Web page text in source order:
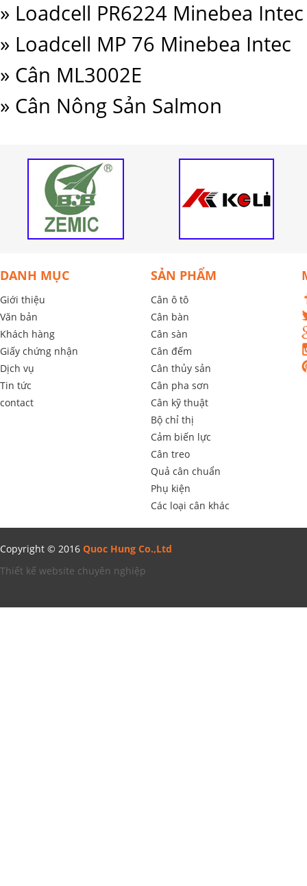
» Loadcell PR6224 Minebea Intec
» Loadcell MP 76 Minebea Intec
» Cân ML3002E
» Cân Nông Sản Salmon
DANH MỤC
Giới thiệu
Văn bản
Khách hàng
Giấy chứng nhận
Dịch vụ
Tin tức
contact
SẢN PHẨM
Cân ô tô
Cân bàn
Cân sàn
Cân đếm
Cân thủy sản
Cân pha sơn
Cân kỹ thuật
Bộ chỉ thị
Cảm biến lực
Cân treo
Quả cân chuẩn
Phụ kiện
Các loại cân khác
Copyright © 2016 Quoc Hung Co.,Ltd
Thiết kế website chuyên nghiệp